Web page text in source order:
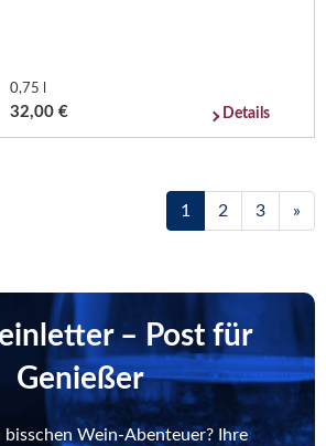
0,75 l
32,00 € Details
1 2 3 »
– Post für
Genießer
bisschen Wein-Abenteuer? Ihre